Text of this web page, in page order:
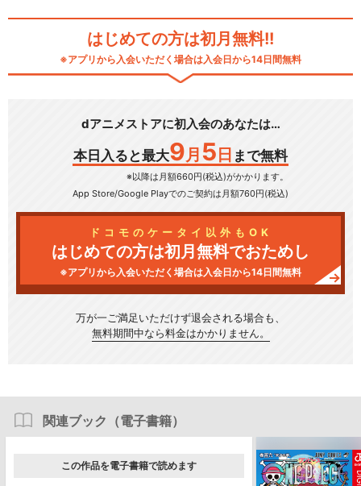
はじめての方は初月無料!!
※アプリから入会いただく場合は入会日から14日間無料
dアニメストアに初入会のあなたは…
本日入ると最大9 月 5 日 まで無料
※以降は月額660円(税込)がかかります。
App Store/Google Playでのご契約は月額760円(税込)
ドコモのケータイ以外もOK
はじめての方は初月無料でおためし
※アプリから入会いただく場合は入会日から14日間無料
万が一ご満足いただけず退会される場合も、
無料期間中なら料金はかかりません。
関連ブック（電子書籍）
この作品を電子書籍で読めます